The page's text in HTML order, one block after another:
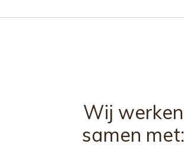
Wij werken
samen met: